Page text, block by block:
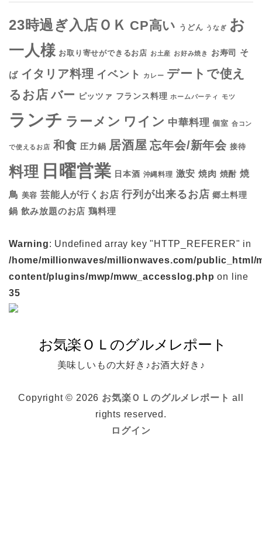
23時過ぎ入店ＯＫ CP高い うどん うなぎ お
一人様 お取り寄せができるお店 お土産 お好み焼き お寿司 そ
ば イタリア料理 イベント カレー デートで使え
るお店 バー ピッツァ フランス料理 ホームパーティ モツ
ランチ ラーメン ワイン 中華料理 個室 合コン
で使えるお店 和食 圧力鍋 居酒屋 忘年会/新年会 接待
料理 日曜営業 日本酒 沖縄料理 激安 焼肉 焼酎 焼
鳥 美容 芸能人が行くお店 行列が出来るお店 郷土料理
鍋 飲み放題のお店 鶏料理
Warning: Undefined array key "HTTP_REFERER" in
/home/millionwaves/millionwaves.com/public_html/
content/plugins/mwp/mww_accesslog.php on line
35
美味しいもの大好き♪お酒大好き♪
Copyright © 2026 お気楽ＯＬのグルメレポート all
rights reserved.
ログイン